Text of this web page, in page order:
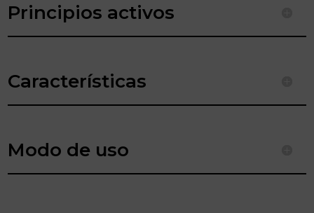
Principios activos
Características
Modo de uso